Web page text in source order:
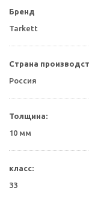
Бренд
Tarkett
Страна
Россия
Толщина:
10 мм
класс:
33